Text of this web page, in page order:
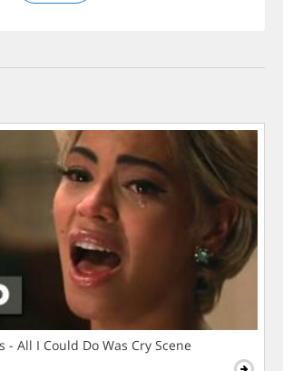
- All I Could Do Was Cry Scene